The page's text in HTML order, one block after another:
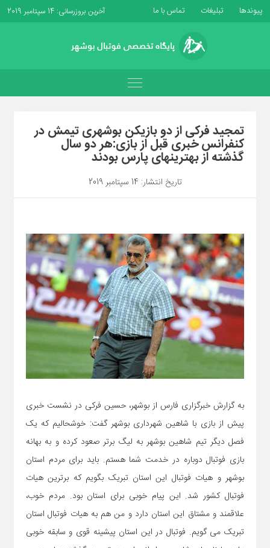
پیوندها تبلیغات تماس با ما آخرین بروزرسانی: 14 سپتامبر 2019
تمجید فرکی از دو بازیکن بوشهری تیمش در
کنفرانس خبری قبل از بازی:هر دو سال
گذشته از بهترینهای پارس بودند
تاریخ انتشار: 14 سپتامبر 2019
به گزارش خبرگزاری فارس از بوشهر، حسین فرکی در نشست خبری
پیش از بازی با شاهین شهرداری بوشهر گفت: خوشحالیم که یک
فصل دیگر تیم شاهین بوشهر به لیگ برتر صعود کرده و به بهانه
بازی فوتبال دوباره در خدمت شما هستم. باید برای مردم استان
بوشهر و هیات فوتبال این استان تبریک بگویم که برترین هیات
فوتبال کشور شد. این پیام خوبی برای استان بود. مردم خوب،
علاقمند و مشتاق این استان دارد و من هم به هیات فوتبال استان
تبریک می گویم. فوتبال در این استان پیشینه قوی و سابقه خوبی